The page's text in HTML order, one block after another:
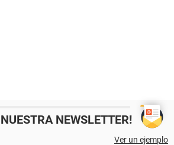
NEWSLETTER!
Ver un ejemplo